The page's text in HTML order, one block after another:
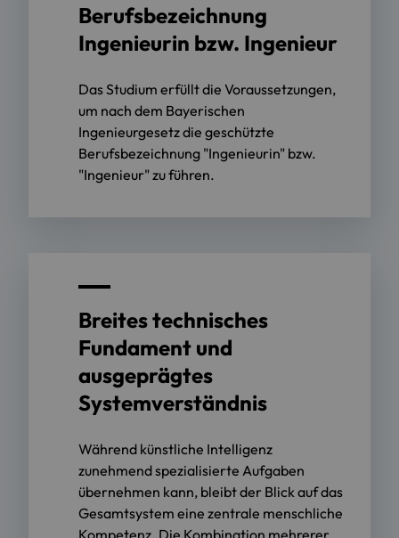
Berufsbezeichnung
Ingenieurin bzw. Ingenieur
Das Studium erfüllt die Voraussetzungen,
um nach dem Bayerischen
Ingenieurgesetz die geschützte
Berufsbezeichnung "Ingenieurin" bzw.
"Ingenieur" zu führen.
Breites technisches
Fundament und
ausgeprägtes
Systemverständnis
Während künstliche Intelligenz
zunehmend spezialisierte Aufgaben
übernehmen kann, bleibt der Blick auf das
Gesamtsystem eine zentrale menschliche
Kompetenz. Die Kombination mehrerer